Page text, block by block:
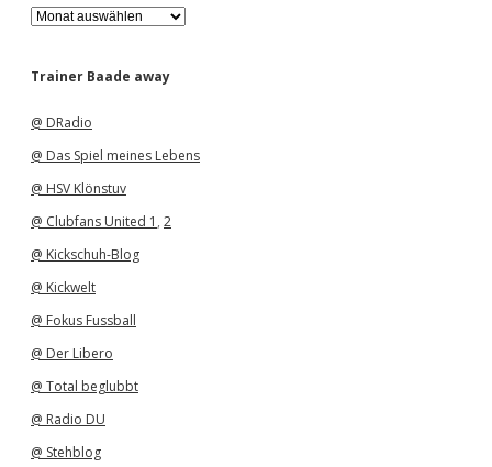
A
r
h
Trainer Baade away
@ DRadio
@ Das Spiel meines Lebens
@ HSV Klönstuv
@ Clubfans United 1 , 2
@ Kickschuh-Blog
@ Kickwelt
@ Fokus Fussball
@ Der Libero
@ Total beglubbt
@ Radio DU
@ Stehblog